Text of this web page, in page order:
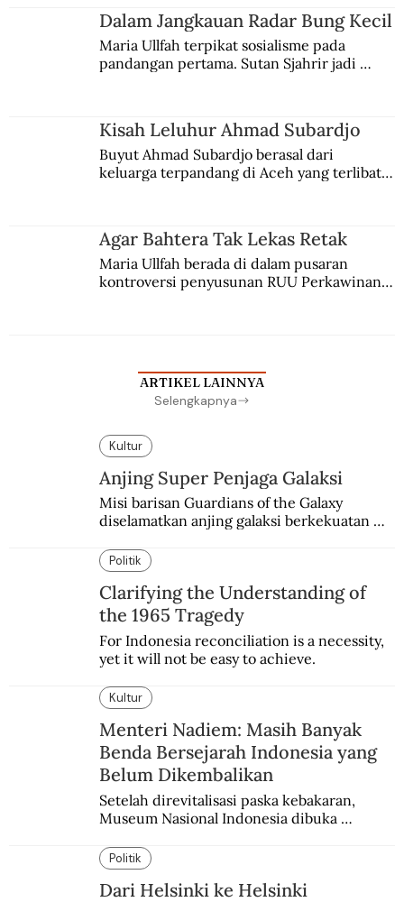
Jules Verne, Multatuli, hingga Sun Yat-sen.
Dalam Jangkauan Radar Bung Kecil
Maria Ullfah terpikat sosialisme pada
pandangan pertama. Sutan Sjahrir jadi
Kisah Leluhur Ahmad Subardjo
Buyut Ahmad Subardjo berasal dari
keluarga terpandang di Aceh yang terlibat
Agar Bahtera Tak Lekas Retak
Maria Ullfah berada di dalam pusaran
kontroversi penyusunan RUU Perkawinan.
ARTIKEL LAINNYA
Selengkapnya
Kultur
Anjing Super Penjaga Galaksi
Misi barisan Guardians of the Galaxy
diselamatkan anjing galaksi berkekuatan
si martir antariksa Soviet.
Politik
Clarifying the Understanding of
the 1965 Tragedy
For Indonesia reconciliation is a necessity,
yet it will not be easy to achieve.
Kultur
Menteri Nadiem: Masih Banyak
Benda Bersejarah Indonesia yang
Belum Dikembalikan
Setelah direvitalisasi paska kebakaran,
Museum Nasional Indonesia dibuka
Pameran Repatriasi 2024.
Politik
Dari Helsinki ke Helsinki